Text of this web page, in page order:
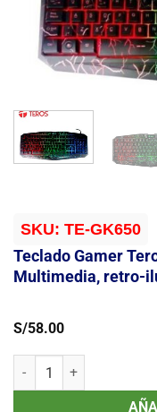
SKU: TE-GK650
Teclado Gamer
Multimedia, retro-
S/58.00
Teclado Gamer Teros